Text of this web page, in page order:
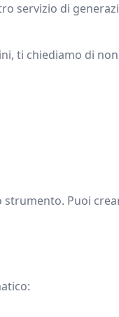
servizio di
ti chiediamo di non
strumento. Puoi